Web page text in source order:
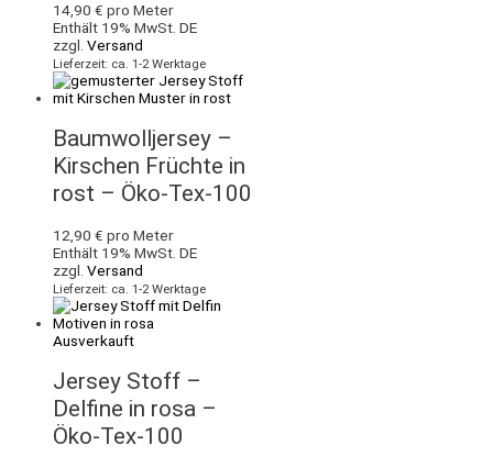
14,90 € pro Meter
Enthält 19% MwSt. DE
zzgl. Versand
Lieferzeit: ca. 1-2 Werktage
Baumwolljersey –
Kirschen Früchte in
rost – Öko-Tex-100
12,90 € pro Meter
Enthält 19% MwSt. DE
zzgl. Versand
Lieferzeit: ca. 1-2 Werktage
Ausverkauft
Jersey Stoff –
Delfine in rosa –
Öko-Tex-100